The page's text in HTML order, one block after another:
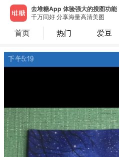
去堆糖App 体验强大的搜图功能
千万同好 分享海量高清美图
首页 热门 爱豆